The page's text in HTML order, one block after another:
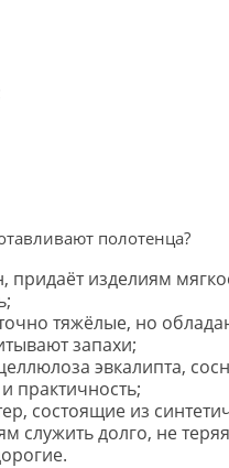
полотенца?
придаёт изделиям
тяжёлые, но
запахи;
эвкалипта,
практичность;
состоящие из
служить долго, не